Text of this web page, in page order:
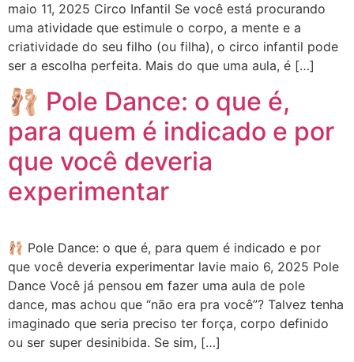
maio 11, 2025 Circo Infantil Se você está procurando
uma atividade que estimule o corpo, a mente e a
criatividade do seu filho (ou filha), o circo infantil pode
ser a escolha perfeita. Mais do que uma aula, é […]
🩰 Pole Dance: o que é,
para quem é indicado e por
que você deveria
experimentar
🩰 Pole Dance: o que é, para quem é indicado e por
que você deveria experimentar lavie maio 6, 2025 Pole
Dance Você já pensou em fazer uma aula de pole
dance, mas achou que “não era pra você”? Talvez tenha
imaginado que seria preciso ter força, corpo definido
ou ser super desinibida. Se sim, […]